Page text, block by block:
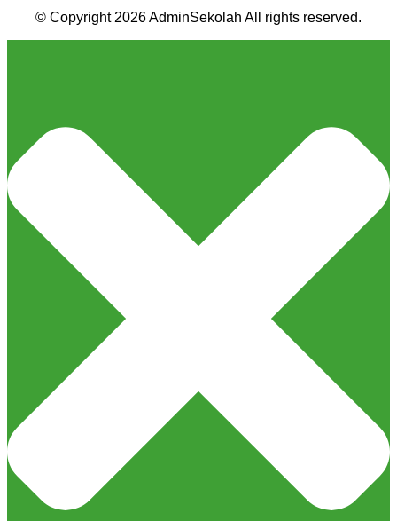
© Copyright 2026 AdminSekolah All rights reserved.